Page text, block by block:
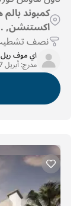
كمبوند
اكستنشن,
نصف
اي موف
مدرج:أبريل 27, 2026